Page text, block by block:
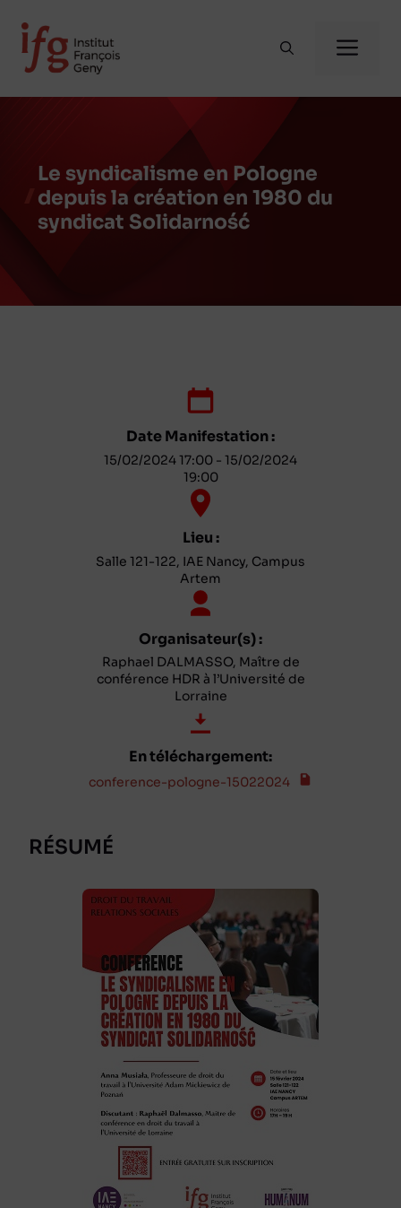
contenu
Le syndicalisme en Pologne
depuis la création en 1980 du
syndicat Solidarność
Date Manifestation :
15/02/2024 17:00 - 15/02/2024
19:00
Lieu :
Salle 121-122, IAE Nancy, Campus
Artem
Organisateur(s) :
Raphael DALMASSO, Maître de
conférence HDR à l’Université de
Lorraine
En téléchargement:
conference-pologne-15022024
RÉSUMÉ